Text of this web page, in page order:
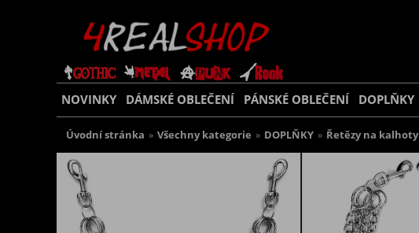
NOVINKY DÁMSKÉ OBLEČENÍ PÁNSKÉ OBLEČENÍ DOPLŇKY
Úvodní stránka » Všechny kategorie » DOPLŇKY » Řetězy na kalhoty